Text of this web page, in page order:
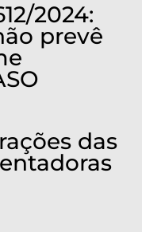
2024:
prevê
das